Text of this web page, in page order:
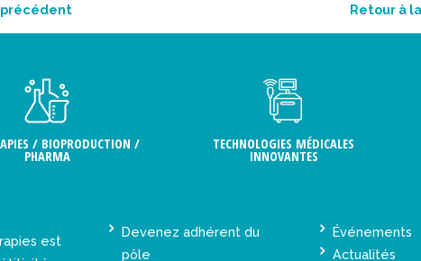
Retour à
/ BIOPRODUCTION /
PHARMA
TECHNOLOGIES MÉDICALES
INNOVANTES
est
Devenez adhérent du
pôle
Événements
Actualités